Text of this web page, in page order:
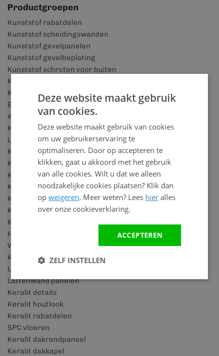
Productgroepen
Kunststof rabatdelen
Kunststof scheidingswanden
Kunststof gevelpanelen
Kunststof gevelbeplating
Kunststof schroten voor buiten
Kunststof muurbekleding
Kunststof golfplaten
Badkamer panelen
Wandpanelen marmerlook
Kunststof wandpanelen badkamer
Lattenwand woonkamer
Kunststof gevelbekleding
Kunststof kozijnen
Kunststof boeidelen
Kunststof dakpanplaten
Kunststof vensterbanken
Kunststof plafonds
Kunststof plafond voor badkamer
Houtlook wandpanelen
Wandbekleding badkamer
Kunststof plinten
Lattenwand accessoires
Lattenwand panelen
Keralit details
Keralit houtlook
Keralit rabatdelen
SPC vloeren
Keralit dakrandpaneel
Keralit dakkapel
Deze website maakt gebruik
van cookies.
Deze website maakt gebruik van cookies
om uw gebruikerservaring te
optimaliseren. Door op accepteren te
klikken, gaat u akkoord met het gebruik
van alle cookies. Wilt u dat we alleen
noodzakelijke cookies plaatsen? Klik dan
opweigeren. Meer weten? Lees hier alles
over onze cookieverklaring.
ACCEPTEREN
ZELF INSTELLEN